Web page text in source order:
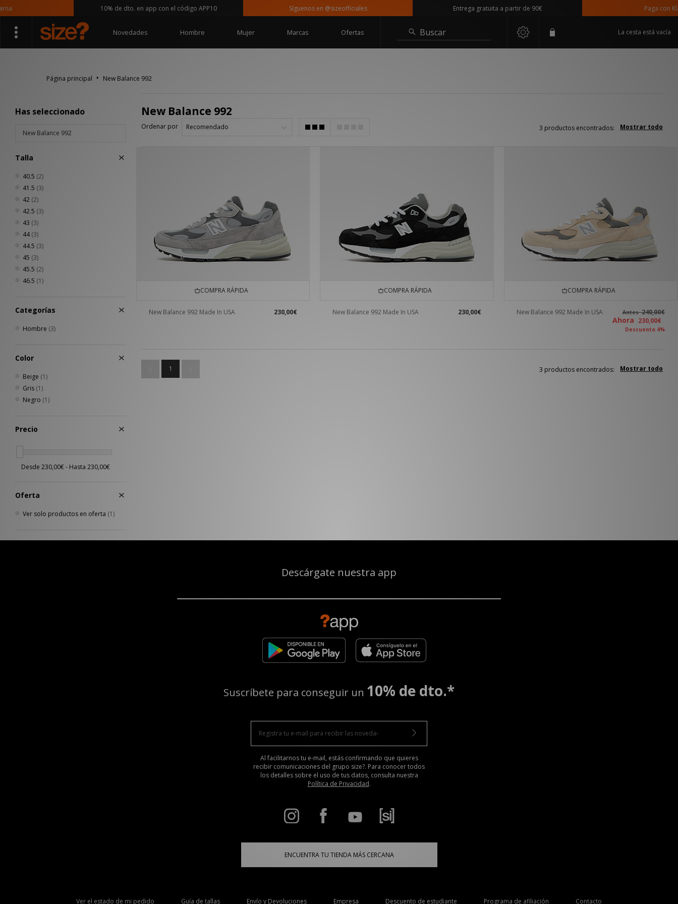
10% de dto. en app con el código APP10 Síguenos en @sizeofficiales Entrega gratuita a partir de 90€ Paga con
Novedades Hombre Mujer Marcas Ofertas Buscar La cesta está vacía
Página principal New Balance 992
Has seleccionado
New Balance 992
Talla
40.5 (2)
41.5 (3)
42 (2)
42.5 (3)
43 (3)
44(3)
44.5 (3)
45 (3)
45.5 (2)
46.5 (1)
Categorías
Hombre (3)
Color
Beige (1)
Gris (1)
Negro (1)
Precio
Oferta
Ver solo productos en oferta (1)
New Balance 992
Ordenar por Mostrar todo
3 productos encontrados:
COMPRA RÁPIDA
New Balance 992 Made In USA 230,00€
COMPRA RÁPIDA
New Balance 992 Made In USA 230,00€
COMPRA RÁPIDA
New Balance 992 Made In USA Antes240,00€
Ahora 230,00€
Descuento 4%
1 Mostrar todo
3 productos encontrados:
Descárgate nuestra app
Suscríbete para conseguir un 10% de dto.*
Al facilitarnos tu e-mail, estás confirmando que quieres
recibir comunicaciones del grupo size?. Para conocer todos
los detalles sobre el uso de tus datos, consulta nuestra
Política de Privacidad.
ENCUENTRA TU TIENDA MÁS CERCANA
Ver el estado de mi pedido Guía de tallas Envío y Devoluciones Empresa Descuento de estudiante Programa de afiliación Contacto